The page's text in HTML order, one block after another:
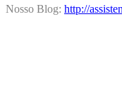
Nosso Blog: http://